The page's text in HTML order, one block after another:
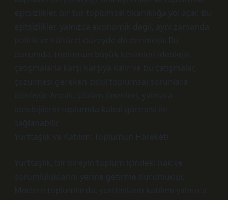
eşitsizlikler, bir tür toplumsal tıkanıklığa yol açar. Bu
eşitsizlikler, yalnızca ekonomik değil, aynı zamanda
politik ve kültürel düzeyde de derinleşir. Bu
durumda, toplumun büyük kesimleri ideolojik
çatışmalarla karşı karşıya kalır ve bu çatışmalar,
çözülmesi gereken ciddi toplumsal sorunlara
dönüşür. Ancak, çözüm önerileri, yalnızca
ideolojilerin toplumda kabul görmesi ile
sağlanabilir.
Yurttaşlık ve Katılım: Toplumun Hareketi
Yurttaşlık, bir bireyin toplum içindeki hak ve
sorumluluklarını yerine getirme durumudur.
Modern toplumlarda, yurttaşların katılımı yalnızca